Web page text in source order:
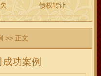
债权转让
>> 正文
功案例